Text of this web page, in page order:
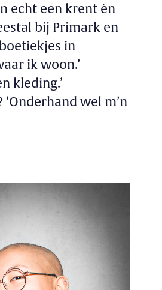
echt een krent èn
bij Primark en
in
ik woon.’
kleding.’
‘Onderhand wel m’n